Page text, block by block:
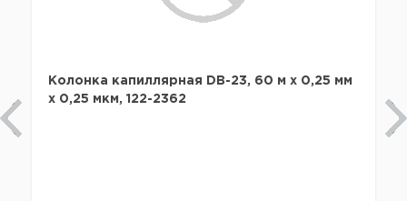
Колонка капиллярная DB-23, 60 м x 0,25 мм
х 0,25 мкм, 122-2362